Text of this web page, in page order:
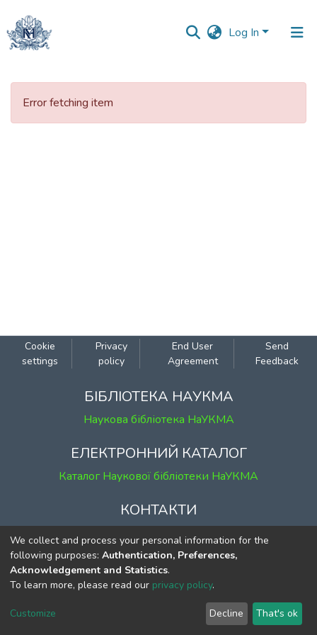
Log In
Communities
Error fetching item
Cookie
settings
Privacy
policy
End User
Agreement
Send
Feedback
БІБЛІОТЕКА НАУКМА
Наукова бібліотека НаУКМА
ЕЛЕКТРОННИЙ КАТАЛОГ
Каталог Наукової бібліотеки НаУКМА
КОНТАКТИ
м. Київ, вул. Григорія Сковороди, 2
к. 1, к. 120
тел. (044) 463-69-31
ekmair@ukma.edu.ua
We collect and process your personal information for the
following purposes: Authentication, Preferences,
Acknowledgement and Statistics.
To learn more, please read our privacy policy.
Customize Decline That's ok